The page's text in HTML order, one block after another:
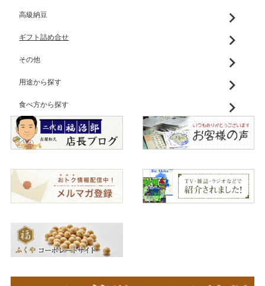
高級納豆
ギフト詰め合せ
その他
用途から探す
食べ方から探す